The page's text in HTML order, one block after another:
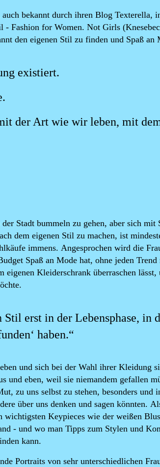
auch bekannt durch ihren Blog Texterella,
- Fashion for Women. Not Girls
den eigenen Stil zu finden und Spaß an
existiert.
der Art wie wir leben, mit
Stadt bummeln zu gehen, aber sich mit
dem eigenen Stil zu machen, ist
immens. Angesprochen wird die
Spaß an Mode hat, ohne jeden Trend
Kleiderschrank überraschen lässt,
erst in der Lebensphase, in
haben.“
und sich bei der Wahl ihrer Kleidung
und eben, weil sie niemandem gefallen
zu uns selbst zu stehen, besonders und
über uns denken und sagen könnten.
Keypieces wie der weißen
- und wo man Tipps zum Stylen und
kann.
Portraits von sehr unterschiedlichen